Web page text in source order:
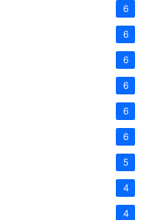
6
6
6
6
6
6
5
4
4